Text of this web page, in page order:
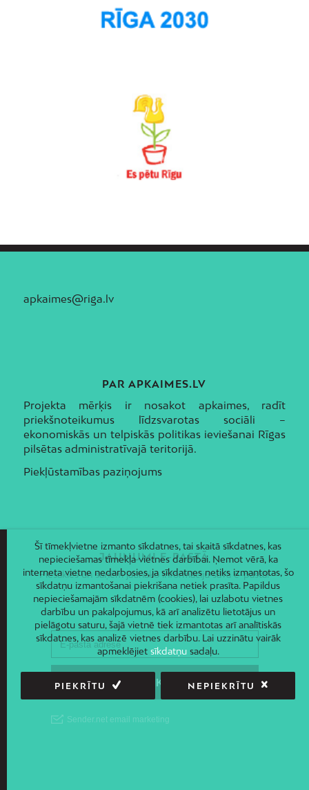
apkaimes@riga.lv
PAR APKAIMES.LV
Projekta mērķis ir nosakot apkaimes, radīt
priekšnoteikumus līdzsvarotas sociāli –
ekonomiskās un telpiskās politikas ieviešanai Rīgas
pilsētas administratīvajā teritorijā.
Piekļūstamības paziņojums
JAUNUMI E-PASTĀ
Piesakies un saņem jaunāko informāciju savā e-pastā!
Šī tīmekļvietne izmanto sīkdatnes, tai skaitā sīkdatnes, kas
nepieciešamas tīmekļa vietnes darbībai. Ņemot vērā, ka
interneta vietne nedarbosies, ja sīkdatnes netiks izmantotas, šo
sīkdatņu izmantošanai piekrišana netiek prasīta. Papildus
nepieciešamajām sīkdatnēm (cookies), lai uzlabotu vietnes
darbību un pakalpojumus, kā arī analizētu lietotājus un
pielāgotu saturu, šajā vietnē tiek izmantotas arī analītiskās
sīkdatnes, kas analizē vietnes darbību. Lai uzzinātu vairāk
apmeklējiet sīkdatņusadaļu.
PIEKRĪTU NEPIEKRĪTU